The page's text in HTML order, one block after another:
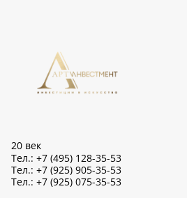
20 век
Тел.: +7 (495) 128-35-53
Тел.: +7 (925) 905-35-53
Тел.: +7 (925) 075-35-53